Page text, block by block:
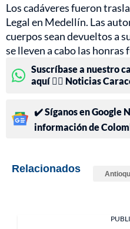
Los cadáveres fueron
Legal en Medellín. Las
cuerpos sean devueltos a
se lleven a cabo las honras
Suscríbase a nuestro
aquí 👉🏻 Noticias
✔️ Síganos en Google
información de
Relacionados